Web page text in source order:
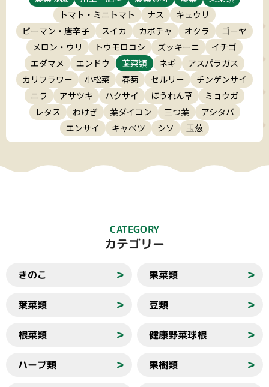
トマト・ミニトマト
ナス
キュウリ
ピーマン・唐辛子
スイカ カボチャ オクラ
ゴーヤ
メロン・ウリ
トウモロコシ ズッキーニ
イチゴ
エダマメ
エンドウ 葉菜類 ネギ
アスパラガス
カリフラワー
小松菜 春菊 セルリー
チンゲンサイ
ニラ
アサツキ ハクサイ ほうれん草
ミョウガ
レタス
わけぎ 葉ダイコン 三つ葉
アシタバ
エンサイ
キャベツ シソ 玉葱
CATEGORY
カテゴリー
きのこ ＞ 果菜類 ＞
葉菜類 ＞ 豆類 ＞
根菜類 ＞ 健康野菜球根 ＞
ハーブ類 ＞ 果樹類 ＞